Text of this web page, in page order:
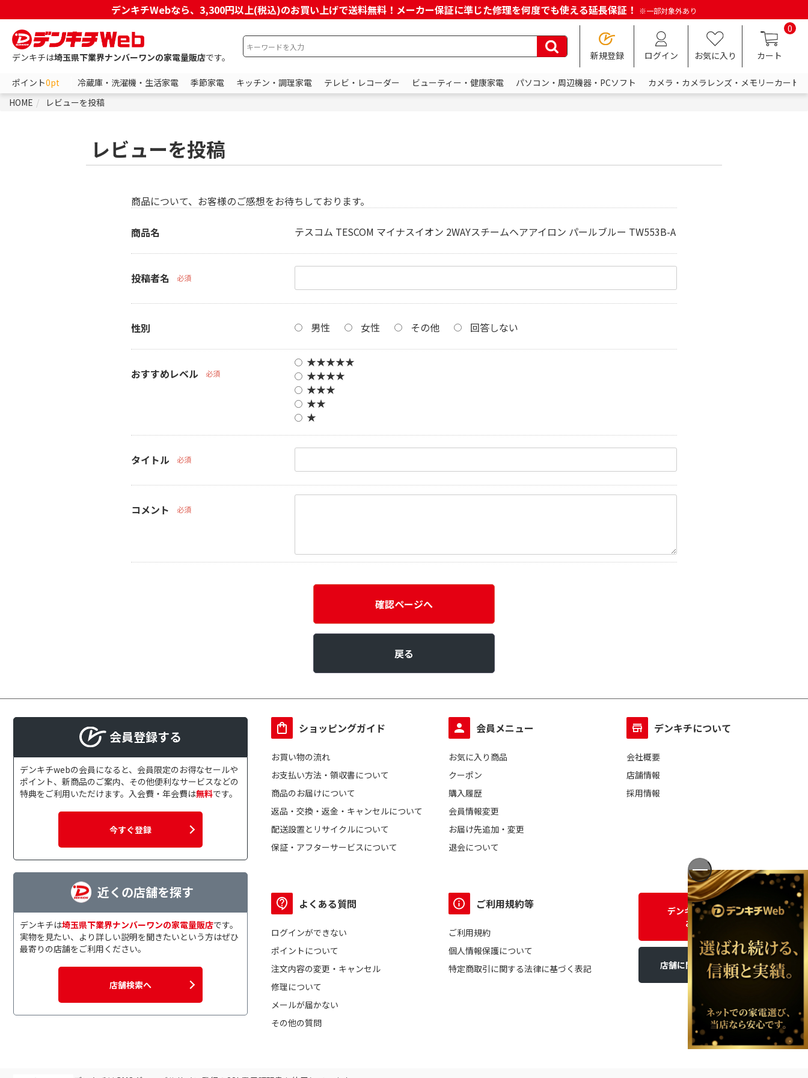
デンキチWebなら、3,300円以上(税込)のお買い上げで送料無料！メーカー保証に準じた修理を何度でも使える延長保証！ ※一部対象外あり
デンキチは埼玉県下業界ナンバーワンの家電量販店です。 新規登録 ログイン お気に入り
0
カート
ポイント0pt 冷蔵庫・洗濯機・生活家電 季節家電 キッチン・調理家電 テレビ・レコーダー ビューティー・健康家電 パソコン・周辺機器・PCソフト
カメラ・カメラレンズ・メモリーカード
HOME
レビューを投稿
レビューを投稿
商品について、お客様のご感想をお待ちしております。
商品名 テスコム TESCOM マイナスイオン 2WAYスチームヘアアイロン パールブルー TW553B-A
投稿者名 必須
性別 男性 女性 その他 回答しない
おすすめレベル 必須
★★★★★
★★★★
★★★
★★
★
タイトル 必須
コメント 必須
確認ページへ
戻る
会員登録する
デンキチwebの会員になると、会員限定のお得なセールや
ポイント、新商品のご案内、その他便利なサービスなどの
特典をご利用いただけます。入会費・年会費は無料です。
今すぐ登録
近くの店舗を探す
デンキチは埼玉県下業界ナンバーワンの家電量販店です。
実物を見たい、より詳しい説明を聞きたいという方はぜひ
最寄りの店舗をご利用ください。
店舗検索へ
ショッピングガイド
お買い物の流れ
お支払い方法・領収書について
商品のお届けについて
返品・交換・返金・キャンセルについて
配送設置とリサイクルについて
保証・アフターサービスについて
会員メニュー
お気に入り商品
クーポン
購入履歴
会員情報変更
お届け先追加・変更
退会について
デンキチについて
会社概要
店舗情報
採用情報
よくある質問
ログインができない
ポイントについて
注文内容の変更・キャンセル
修理について
メールが届かない
その他の質問
ご利用規約等
ご利用規約
個人情報保護について
特定商取引に関する法律に基づく表記
デンキチWEBに関する
お問い合わせ
店舗に関するお問い合わせ